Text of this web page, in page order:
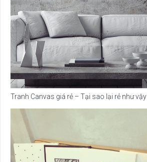
Tranh Canvas giá rẻ – Tại sao lại rẻ như vậy